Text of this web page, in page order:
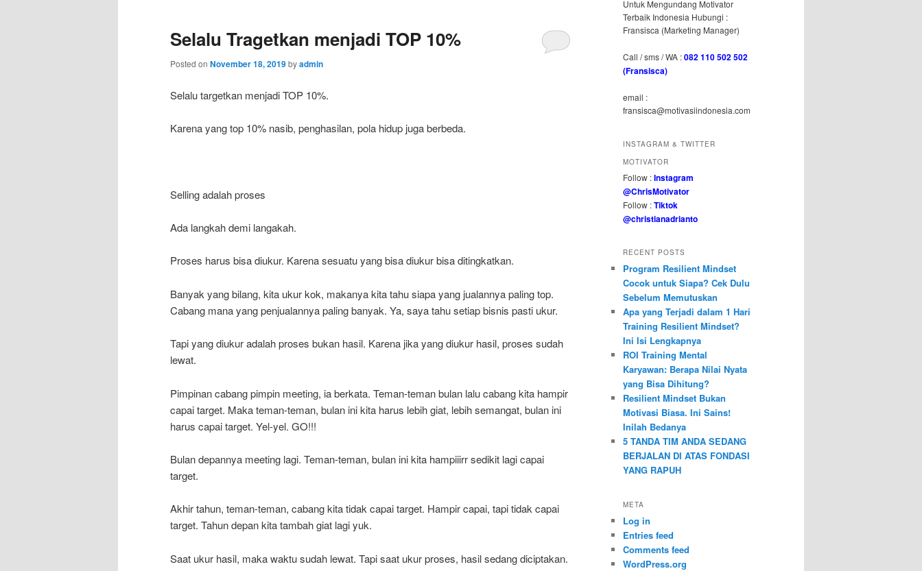
Selalu Tragetkan menjadi TOP 10%
Posted on November 18, 2019byadmin
Selalu targetkan menjadi TOP 10%.
Karena yang top 10% nasib, penghasilan, pola hidup juga berbeda.
Selling adalah proses
Ada langkah demi langakah.
Proses harus bisa diukur. Karena sesuatu yang bisa diukur bisa ditingkatkan.
Banyak yang bilang, kita ukur kok, makanya kita tahu siapa yang jualannya paling top.
Cabang mana yang penjualannya paling banyak. Ya, saya tahu setiap bisnis pasti ukur.
Tapi yang diukur adalah proses bukan hasil. Karena jika yang diukur hasil, proses sudah
lewat.
Pimpinan cabang pimpin meeting, ia berkata. Teman-teman bulan lalu cabang kita hampir
capai target. Maka teman-teman, bulan ini kita harus lebih giat, lebih semangat, bulan ini
harus capai target. Yel-yel. GO!!!
Bulan depannya meeting lagi. Teman-teman, bulan ini kita hampiiirr sedikit lagi capai
target.
Akhir tahun, teman-teman, cabang kita tidak capai target. Hampir capai, tapi tidak capai
target. Tahun depan kita tambah giat lagi yuk.
Saat ukur hasil, maka waktu sudah lewat. Tapi saat ukur proses, hasil sedang diciptakan.
Untuk Mengundang Motivator
Terbaik Indonesia Hubungi :
Fransisca (Marketing Manager)
Call / sms / WA :082 110 502 502
(Fransisca)
email :
fransisca@motivasiindonesia.com
INSTAGRAM & TWITTER
MOTIVATOR
Follow :Instagram
@ChrisMotivator
Follow :Tiktok
@christianadrianto
RECENT POSTS
Program Resilient Mindset
Cocok untuk Siapa? Cek Dulu
Sebelum Memutuskan
Apa yang Terjadi dalam 1 Hari
Training Resilient Mindset?
Ini Isi Lengkapnya
ROI Training Mental
Karyawan: Berapa Nilai Nyata
yang Bisa Dihitung?
Resilient Mindset Bukan
Motivasi Biasa. Ini Sains!
Inilah Bedanya
5 TANDA TIM ANDA SEDANG
BERJALAN DI ATAS FONDASI
YANG RAPUH
META
Log in
Entries feed
Comments feed
WordPress.org